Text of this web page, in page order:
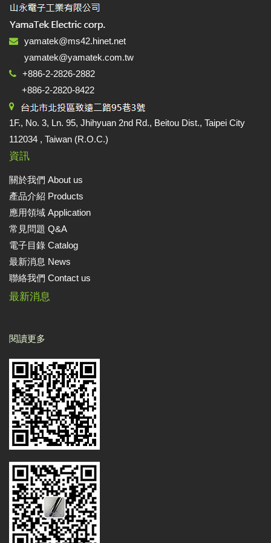
yamatek@ms42.hinet.net
yamatek@yamatek.com.tw
+886-2-2826-2882
+886-2-2820-8422
1F., No. 3, Ln. 95, Jhihyuan 2nd Rd., Beitou Dist., Taipei City
112034 , Taiwan (R.O.C.)
資訊
關於我們 About us
產品介紹 Products
應用領域 Application
常見問題 Q&A
電子目錄 Catalog
最新消息 News
聯絡我們 Contact us
最新消息
閱讀更多